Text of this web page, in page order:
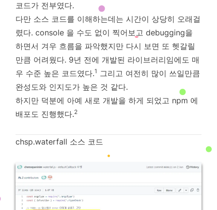
코드가 전부였다.
다만 소스 코드를 이해하는데는 시간이 상당히 오래걸
렸다. console 을 수도 없이 찍어보고 debugging을
하면서 겨우 흐름을 파악했지만 다시 보면 또 헷갈릴
만큼 어려웠다. 9년 전에 개발된 라이브러리임에도 매
우 수준 높은 코드였다.1 그리고 여전히 많이 쓰일만큼
완성도와 인지도가 높은 것 같다.
하지만 덕분에 아예 새로 개발을 하게 되었고 npm 에
배포도 진행했다.2
chsp.waterfall 소스 코드
•